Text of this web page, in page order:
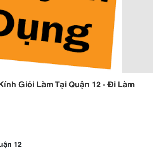
Giỏi Làm Tại Quận 12 - Đi Làm
12